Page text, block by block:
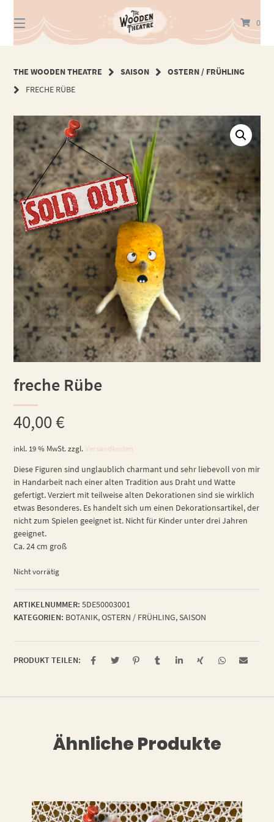
zum
Inhalt
0
THE WOODEN THEATRE SAISON
OSTERN / FRÜHLING
FRECHE RÜBE
freche Rübe
40,00€
inkl. 19 % MwSt. zzgl.Versandkosten
Diese Figuren sind unglaublich charmant und sehr liebevoll von mir
in Handarbeit nach einer alten Tradition aus Draht und Watte
gefertigt. Verziert mit teilweise alten Dekorationen sind sie wirklich
etwas Besonderes. Es handelt sich um einen Dekorationsartikel, der
nicht zum Spielen geeignet ist. Nicht für Kinder unter drei Jahren
geeignet.
Ca. 24 cm groß
Nicht vorrätig
ARTIKELNUMMER: 5DE50003001
KATEGORIEN: BOTANIK,OSTERN / FRÜHLING,SAISON
PRODUKT TEILEN:
Ähnliche Produkte